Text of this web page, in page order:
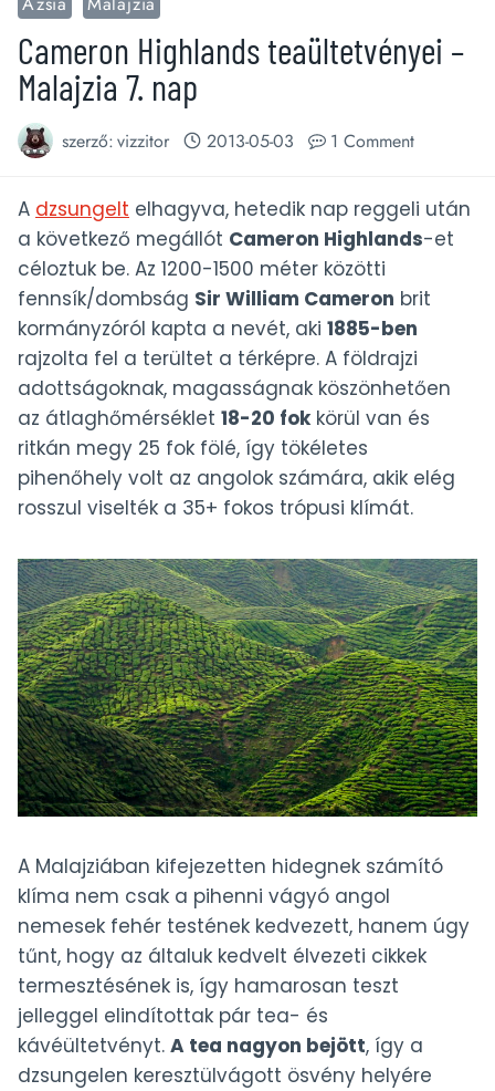
Cameron Highlands teaültetvényei –
Malajzia 7. nap
szerző:vizzitor 2013-05-03 1 Comment
A dzsungelt elhagyva, hetedik nap reggeli után
a következő megállót Cameron Highlands-et
céloztuk be. Az 1200-1500 méter közötti
fennsík/dombság Sir William Cameron brit
kormányzóról kapta a nevét, aki 1885-ben
rajzolta fel a terültet a térképre. A földrajzi
adottságoknak, magasságnak köszönhetően
az átlaghőmérséklet 18-20 fok körül van és
ritkán megy 25 fok fölé, így tökéletes
pihenőhely volt az angolok számára, akik elég
rosszul viselték a 35+ fokos trópusi klímát.
A Malajziában kifejezetten hidegnek számító
klíma nem csak a pihenni vágyó angol
nemesek fehér testének kedvezett, hanem úgy
tűnt, hogy az általuk kedvelt élvezeti cikkek
termesztésének is, így hamarosan teszt
jelleggel elindítottak pár tea- és
kávéültetvényt. A tea nagyon bejött, így a
dzsungelen keresztülvágott ösvény helyére